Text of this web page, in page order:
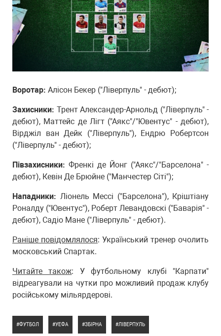
Воротар: Алісон Бекер ("Ліверпуль" - дебют);
Захисники: Трент Александер-Арнольд ("Ліверпуль" -
дебют), Маттейс де Лігт ("Аякс"/"Ювентус" - дебют),
Вірджіл ван Дейк ("Ліверпуль"), Ендрю Робертсон
("Ліверпуль" - дебют);
Півзахисники: Френкі де Йонг ("Аякс"/"Барселона" -
дебют), Кевін Де Брюйне ("Манчестер Сіті");
Нападники: Ліонель Мессі ("Барселона"), Кріштіану
Роналду ("Ювентус"), Роберт Левандовскі ("Баварія" -
дебют), Садіо Мане ("Ліверпуль" - дебют).
Раніше повідомлялося: Український тренер очолить
московський Спартак.
Читайте також: У футбольному клубі "Карпати"
відреагували на чутки про можливий продаж клубу
російському мільярдерові.
ФУТБОЛ УЕФА ЗБІРНА ЛІВЕРПУЛЬ